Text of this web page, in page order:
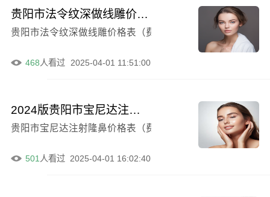
贵阳市法令纹深做线雕价格表2024版，费用一览！
贵阳市法令纹深做线雕价格表（费用）2024版已上线-贵阳
2025-04-01 11:51:00
468人看过
2024版贵阳市宝尼达注射隆鼻价格表及费用
贵阳市宝尼达注射隆鼻价格表（费用）（2024版）（宝尼
2025-04-01 16:02:40
501 人看过